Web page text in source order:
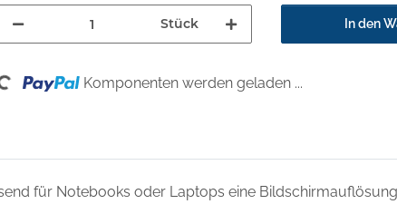
Stück In den
Komponenten werden geladen ...
für Notebooks oder Laptops eine